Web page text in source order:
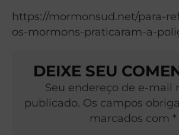
https://mormonsud.net/para-
os-mormons-praticaram-a-
DEIXE SEU
Seu endereço de e-mail
publicado. Os campos
marcados com *